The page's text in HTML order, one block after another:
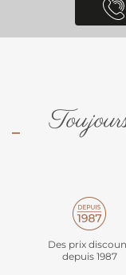
Des prix
depuis 1987